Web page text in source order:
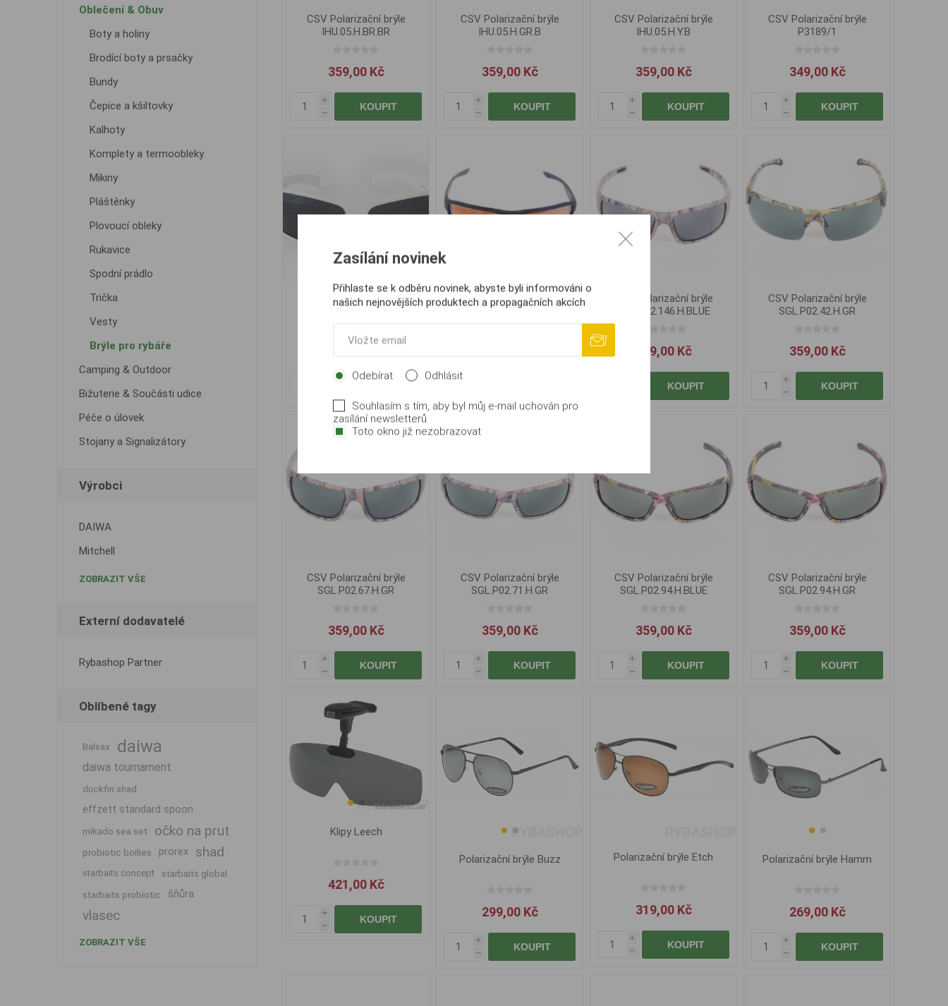
CSV Polarizační brýle
IHU.05.H.BR.BR
359,00 Kč
i
h
KOUPIT
CSV Polarizační brýle
IHU.05.H.GR.B
359,00 Kč
i
h
KOUPIT
CSV Polarizační brýle
IHU.05.H.Y.B
359,00 Kč
i
h
KOUPIT
CSV Polarizační brýle
P3189/1
349,00 Kč
i
h
KOUPIT
CSV Polarizační brýle
P6111 - Bílá
CSV Polarizační brýle
SGL.P02.146.BL.BR
CSV Polarizační brýle
SGL.P02.146.H.BLUE
359,00 Kč
KOUPIT
CSV Polarizační brýle
SGL.P02.42.H.GR
359,00 Kč
i
h
KOUPIT
CSV Polarizační brýle
SGL.P02.67.H.GR
359,00 Kč
i
h
KOUPIT
CSV Polarizační brýle
SGL.P02.71.H.GR
359,00 Kč
i
h
KOUPIT
CSV Polarizační brýle
SGL.P02.94.H.BLUE
359,00 Kč
i
h
KOUPIT
CSV Polarizační brýle
SGL.P02.94.H.GR
359,00 Kč
i
h
KOUPIT
Klipy Leech
421,00 Kč
i
h
KOUPIT
Polarizační brýle Buzz
299,00 Kč
i
h
KOUPIT
Polarizační brýle Etch
319,00 Kč
i
h
KOUPIT
Polarizační brýle Hamm
269,00 Kč
i
h
KOUPIT
Oblečení & Obuv
Boty a holiny
Brodící boty a prsačky
Bundy
Čepice a kšiltovky
Kalhoty
Komplety a termoobleky
Mikiny
Pláštěnky
Plovoucí obleky
Rukavice
Spodní prádlo
Trička
Vesty
Brýle pro rybáře
Camping & Outdoor
Bižuterie & Součásti udice
Péče o úlovek
Stojany a Signalizátory
Výrobci
DAIWA
Mitchell
ZOBRAZIT VŠE
Externí dodavatelé
Rybashop Partner
Oblíbené tagy
Balsax daiwa
daiwa tournament
duckfin shad
effzett standard spoon
mikado sea set očko na prut
probiotic boilies prorex shad
starbaits concept
starbaits global
starbaits probiotic
šňůra
vlasec
ZOBRAZIT VŠE
Zasílání novinek
Přihlaste se k odběru novinek, abyste byli informováni o
našich nejnovějších produktech a propagačních akcích
Odebírat Odhlásit
Souhlasím s tím, aby byl můj e-mail uchován pro
zasílání newsletterů
Toto okno již nezobrazovat